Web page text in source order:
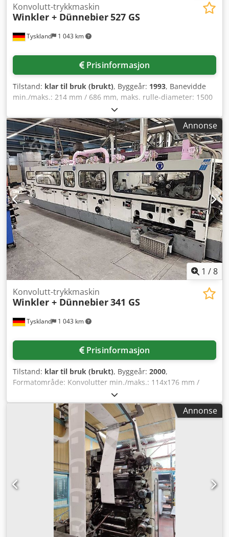
Tyskland 1 043 km
Konvolutt-trykkmaskin
Winkler + Dünnebier527 GS
Prisinformasjon
Tilstand: klar til bruk (brukt), Byggeår: 1993, Banevidde
min./maks.: 214 mm / 686 mm, maks. rulle-diameter: 1500
mm, produksjonskapasitet: 1000 konvolutter/min.
Maskinen er ikke utstyrt med peel-and-seal, kun med
våtliming. Inkludert trykkenhet 2+1. Maskinen kan kutte og
stanse konvolutter med vindu. Dokumentasjon er
tilgjengelig. Besiktigelse på stedet er mulig. Dodeuqndijpfx
Ap Djck
Annonse
1 /8
Tyskland 1 043 km
Konvolutt-trykkmaskin
Winkler + Dünnebier341 GS
Prisinformasjon
Tilstand: klar til bruk (brukt), Byggeår: 2000,
Formatområde: Konvolutter min./maks.: 114x176 mm /
254x324 mm, Hefter min./maks.: 114x127 mm / 270x360
mm, Posekonvolutter: Med midtsøm min./maks.: 114x178
mm / 330x406 mm, Med sidesøm min./maks.: 114x178 mm
/ 254x406 mm. Ytelse: Dextrin eller Peel and Seal: 600
stk/min, Lateksgumming: 400 stk/min. Dokumentasjon
tilgjengelig. Befaring på stedet er mulig. Dedpfx Asv Rp R
Annonse